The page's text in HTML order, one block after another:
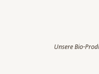
Unsere Bio-